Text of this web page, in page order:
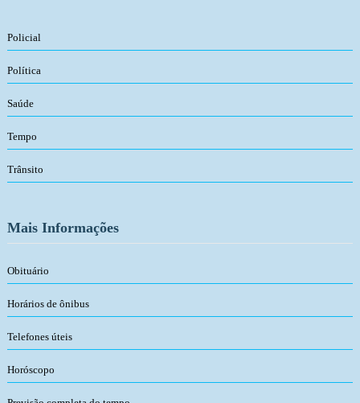
Policial
Política
Saúde
Tempo
Trânsito
Mais Informações
Obituário
Horários de ônibus
Telefones úteis
Horóscopo